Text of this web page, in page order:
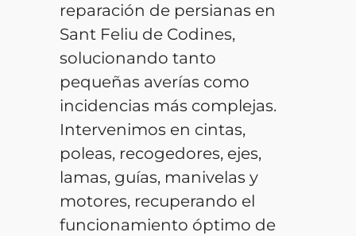
reparación de persianas en
Sant Feliu de Codines,
solucionando tanto
pequeñas averías como
incidencias más complejas.
Intervenimos en cintas,
poleas, recogedores, ejes,
lamas, guías, manivelas y
motores, recuperando el
funcionamiento óptimo de